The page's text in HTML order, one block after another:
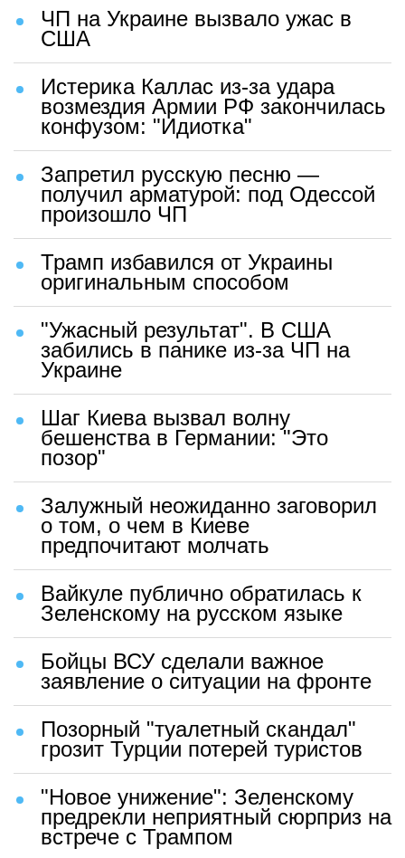
ЧП на Украине вызвало ужас в
США
Истерика Каллас из-за удара
возмездия Армии РФ закончилась
конфузом: "Идиотка"
Запретил русскую песню —
получил арматурой: под Одессой
произошло ЧП
Трамп избавился от Украины
оригинальным способом
"Ужасный результат". В США
забились в панике из-за ЧП на
Украине
Шаг Киева вызвал волну
бешенства в Германии: "Это
позор"
Залужный неожиданно заговорил
о том, о чем в Киеве
предпочитают молчать
Вайкуле публично обратилась к
Зеленскому на русском языке
Бойцы ВСУ сделали важное
заявление о ситуации на фронте
Позорный "туалетный скандал"
грозит Турции потерей туристов
"Новое унижение": Зеленскому
предрекли неприятный сюрприз на
встрече с Трампом